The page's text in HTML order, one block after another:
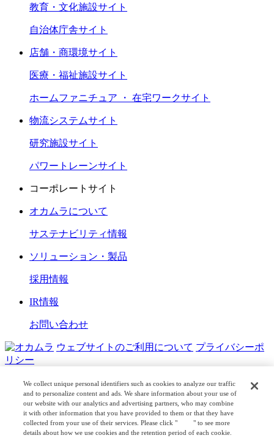
教育・文化施設サイト
自治体庁舎サイト
店舗・商環境サイト
医療・福祉施設サイト
ホームファニチュア ・ 在宅ワークサイト
物流システムサイト
研究施設サイト
パワートレーンサイト
コーポレートサイト
オカムラについて
サステナビリティ情報
ソリューション・製品
採用情報
IR情報
お問い合わせ
ウェブサイトのご利用について プライバシーポ
リシー
COPYRIGHT © OKAMURA CORPORATION. ALL RIGHTS
RESERVED.
日本公式 企業広報
We collect unique personal identifiers such as cookies to analyze our traffic
and to personalize content and ads. We share information about your use of
our website with our analytics and advertising partners, who may combine
it with other information that you have provided to them or that they have
collected from your use of their services. Please click "
here" to see more
details about how we use cookies and the retention period of each cookie.